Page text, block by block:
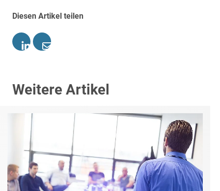
Diesen Artikel teilen
Weitere Artikel